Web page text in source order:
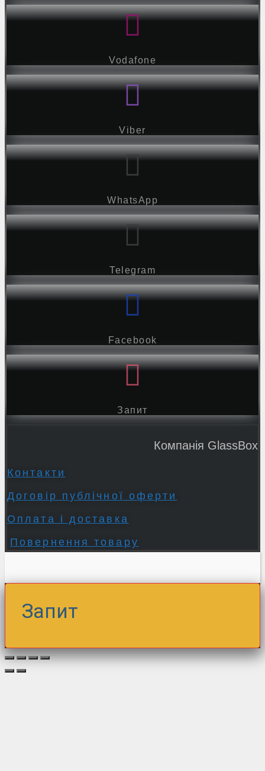
Vodafone
Viber
WhatsApp
Telegram
Facebook
Запит
Компанія GlassBox
Контакти
Договір публічної оферти
Оплата і доставка
Повернення товару
Запит